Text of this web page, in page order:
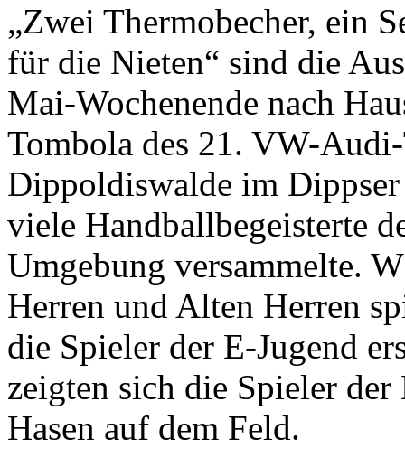
„Zwei Thermobecher, ein
für die Nieten“ sind die
Mai-Wochenende nach
Tombola des 21. VW-
Dippoldiswalde im
viele Handballbegeisterte
Umgebung versammelte.
Herren und Alten Herren
die Spieler der E-Jugend
zeigten sich die Spieler
Hasen auf dem Feld.